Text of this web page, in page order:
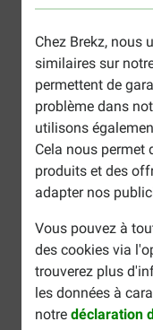
Chez Brekz, nous
similaires sur
permettent de
problème dans
utilisons
Cela nous permet
produits et des
adapter nos
Vous pouvez à
des cookies via
trouverez plus
les données à
notre déclaration